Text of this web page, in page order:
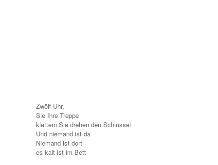
Zwölf Uhr,
Sie Ihre Treppe
klettern Sie drehen den Schlüssel
Und niemand ist da
Niemand ist dort
es kalt ist im Bett